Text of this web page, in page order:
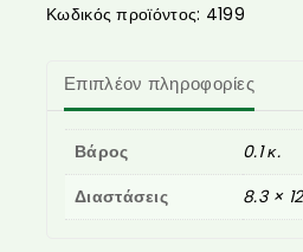
Κωδικός προϊόντος: 4199
Επιπλέον πληροφορίες
Βάρος
0.1 κ.
Διαστάσεις
8.3 ×